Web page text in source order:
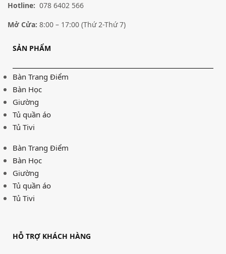
Hotline: 078 6402 566
Mở Cửa:8:00 – 17:00 (Thứ 2-Thứ 7)
SẢN PHẨM
Bàn Trang Điểm
Bàn Học
Giường
Tủ quần áo
Tủ Tivi
Bàn Trang Điểm
Bàn Học
Giường
Tủ quần áo
Tủ Tivi
HỖ TRỢ KHÁCH HÀNG